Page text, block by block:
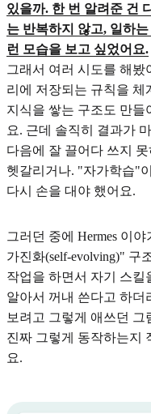
있을까. 한 번 알려준 건
는 반복하지 않고, 일하
런 모습을 보고 싶었어요.
그래서 여러 시도를 해봤
리에 저장되는 규칙을 체
지식을 쌓는 구조도 만들
요. 근데 솔직히 결과가
다음에 잘 끌어다 쓰지
헷갈리거나. "자가학습"
다시 손을 대야 했어요.
그러던 중에 Hermes 이
가진화(self-evolving)" 구
작업을 하면서 자기 스킬
알아서 꺼내 쓴다고 하더
보려고 그렇게 애쓰던 그
진짜 그렇게 동작하는지
요.